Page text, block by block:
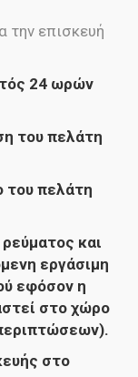
την επισκευή
24 ωρών
του πελάτη
του πελάτη
και
εργάσιμη
εφόσον η
στο χώρο
στο